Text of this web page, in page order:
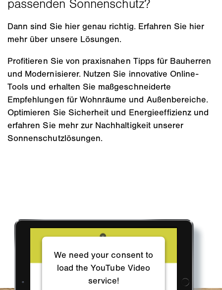
Dann sind Sie hier genau richtig. Erfahren Sie hier
mehr über unsere Lösungen.
Profitieren Sie von praxisnahen Tipps für Bauherren
und Modernisierer. Nutzen Sie innovative Online-
Tools und erhalten Sie maßgeschneiderte
Empfehlungen für Wohnräume und Außenbereiche.
Optimieren Sie Sicherheit und Energieeffizienz und
erfahren Sie mehr zur Nachhaltigkeit unserer
Sonnenschutzlösungen.